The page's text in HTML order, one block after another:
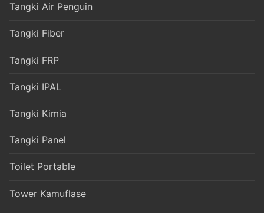
Tangki Air Penguin
Tangki Fiber
Tangki FRP
Tangki IPAL
Tangki Kimia
Tangki Panel
Toilet Portable
Tower Kamuflase